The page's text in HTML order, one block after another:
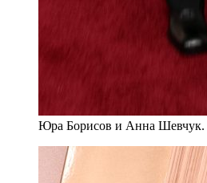
Юра Борисов и Анна Шевчук.